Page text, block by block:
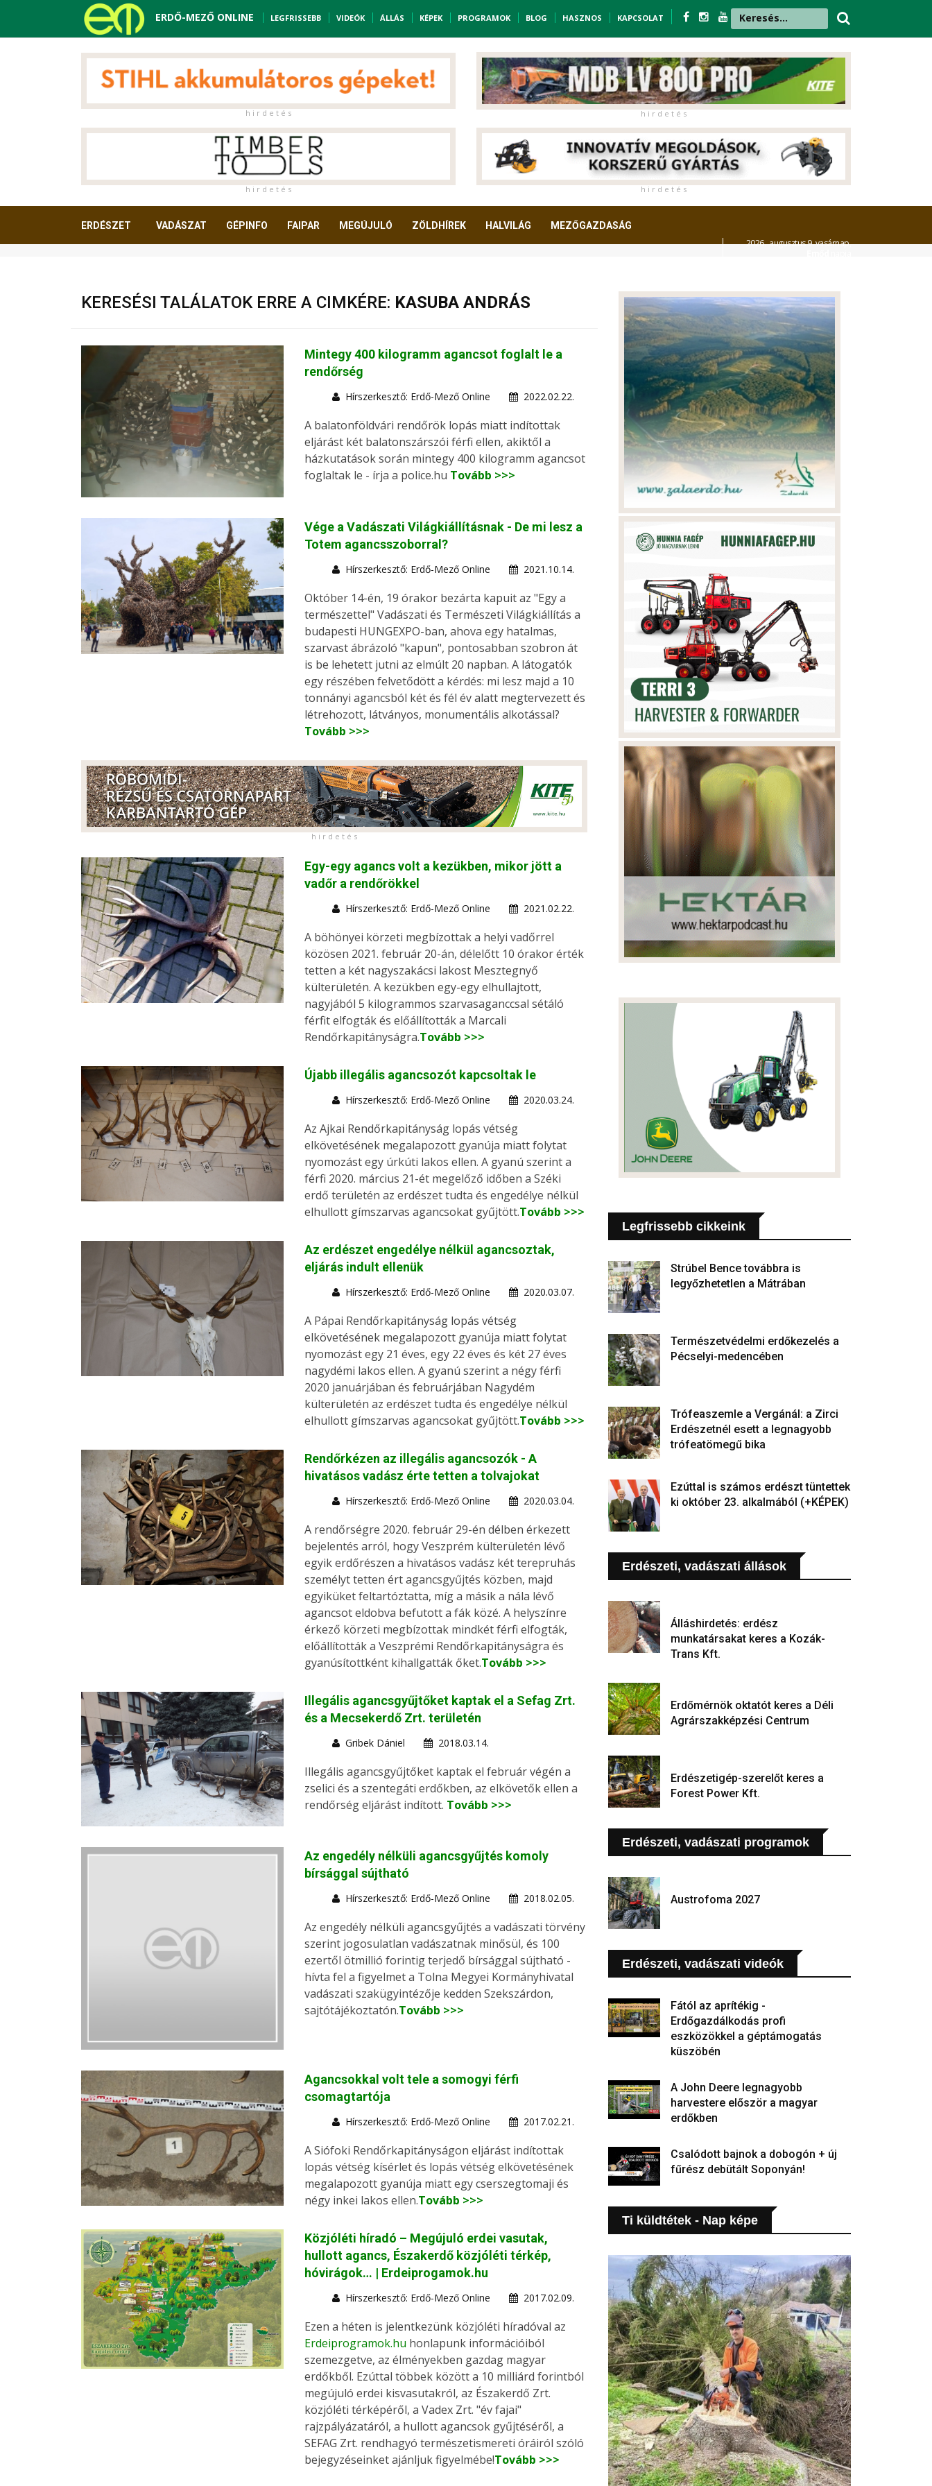
ERDŐ-MEZŐ ONLINE LEGFRISSEBB VIDEÓK ÁLLÁS KÉPEK PROGRAMOK BLOG HASZNOS KAPCSOLAT
h i r d e t é s h i r d e t é s
h i r d e t é s h i r d e t é s
ERDÉSZET VADÁSZAT GÉPINFO FAIPAR MEGÚJULÓ ZÖLDHÍREK HALVILÁG MEZŐGAZDASÁG
2026. augusztus 9. vasárnap,
KERESÉSI TALÁLATOK ERRE A CIMKÉRE: KASUBA ANDRÁS
Mintegy 400 kilogramm agancsot foglalt le a
rendőrség
Hírszerkesztő: Erdő-Mező Online 2022.02.22.
A balatonföldvári rendőrök lopás miatt indítottak
eljárást két balatonszárszói férfi ellen, akiktől a
házkutatások során mintegy 400 kilogramm agancsot
foglaltak le - írja a police.hu Tovább >>>
Vége a Vadászati Világkiállításnak - De mi lesz a
Totem agancsszoborral?
Hírszerkesztő: Erdő-Mező Online 2021.10.14.
Október 14-én, 19 órakor bezárta kapuit az "Egy a
természettel" Vadászati és Természeti Világkiállítás a
budapesti HUNGEXPO-ban, ahova egy hatalmas,
szarvast ábrázoló "kapun", pontosabban szobron át
is be lehetett jutni az elmúlt 20 napban. A látogatók
egy részében felvetődött a kérdés: mi lesz majd a 10
tonnányi agancsból két és fél év alatt megtervezett és
létrehozott, látványos, monumentális alkotással?
Tovább >>>
h i r d e t é s
Egy-egy agancs volt a kezükben, mikor jött a
vadőr a rendőrökkel
Hírszerkesztő: Erdő-Mező Online 2021.02.22.
A böhönyei körzeti megbízottak a helyi vadőrrel
közösen 2021. február 20-án, délelőtt 10 órakor érték
tetten a két nagyszakácsi lakost Mesztegnyő
külterületén. A kezükben egy-egy elhullajtott,
nagyjából 5 kilogrammos szarvasaganccsal sétáló
férfit elfogták és előállították a Marcali
Rendőrkapitányságra.Tovább >>>
Újabb illegális agancsozót kapcsoltak le
Hírszerkesztő: Erdő-Mező Online 2020.03.24.
Az Ajkai Rendőrkapitányság lopás vétség
elkövetésének megalapozott gyanúja miatt folytat
nyomozást egy úrkúti lakos ellen. A gyanú szerint a
férfi 2020. március 21-ét megelőző időben a Széki
erdő területén az erdészet tudta és engedélye nélkül
elhullott gímszarvas agancsokat gyűjtött.Tovább >>>
Az erdészet engedélye nélkül agancsoztak,
eljárás indult ellenük
Hírszerkesztő: Erdő-Mező Online 2020.03.07.
A Pápai Rendőrkapitányság lopás vétség
elkövetésének megalapozott gyanúja miatt folytat
nyomozást egy 21 éves, egy 22 éves és két 27 éves
nagydémi lakos ellen. A gyanú szerint a négy férfi
2020 januárjában és februárjában Nagydém
külterületén az erdészet tudta és engedélye nélkül
elhullott gímszarvas agancsokat gyűjtött.Tovább >>>
Rendőrkézen az illegális agancsozók - A
hivatásos vadász érte tetten a tolvajokat
Hírszerkesztő: Erdő-Mező Online 2020.03.04.
A rendőrségre 2020. február 29-én délben érkezett
bejelentés arról, hogy Veszprém külterületén lévő
egyik erdőrészen a hivatásos vadász két terepruhás
személyt tetten ért agancsgyűjtés közben, majd
egyiküket feltartóztatta, míg a másik a nála lévő
agancsot eldobva befutott a fák közé. A helyszínre
érkező körzeti megbízottak mindkét férfi elfogták,
előállították a Veszprémi Rendőrkapitányságra és
gyanúsítottként kihallgatták őket.Tovább >>>
Illegális agancsgyűjtőket kaptak el a Sefag Zrt.
és a Mecsekerdő Zrt. területén
Gribek Dániel 2018.03.14.
Illegális agancsgyűjtőket kaptak el február végén a
zselici és a szentegáti erdőkben, az elkövetők ellen a
rendőrség eljárást indított. Tovább >>>
Az engedély nélküli agancsgyűjtés komoly
bírsággal sújtható
Hírszerkesztő: Erdő-Mező Online 2018.02.05.
Az engedély nélküli agancsgyűjtés a vadászati törvény
szerint jogosulatlan vadászatnak minősül, és 100
ezertől ötmillió forintig terjedő bírsággal sújtható -
hívta fel a figyelmet a Tolna Megyei Kormányhivatal
vadászati szakügyintézője kedden Szekszárdon,
sajtótájékoztatón.Tovább >>>
Agancsokkal volt tele a somogyi férfi
csomagtartója
Hírszerkesztő: Erdő-Mező Online 2017.02.21.
A Siófoki Rendőrkapitányságon eljárást indítottak
lopás vétség kísérlet és lopás vétség elkövetésének
megalapozott gyanúja miatt egy cserszegtomaji és
négy inkei lakos ellen.Tovább >>>
Közjóléti híradó – Megújuló erdei vasutak,
hullott agancs, Északerdő közjóléti térkép,
hóvirágok… | Erdeiprogamok.hu
Hírszerkesztő: Erdő-Mező Online 2017.02.09.
Ezen a héten is jelentkezünk közjóléti híradóval az
Erdeiprogramok.hu honlapunk információiból
szemezgetve, az élményekben gazdag magyar
erdőkből. Ezúttal többek között a 10 milliárd forintból
megújuló erdei kisvasutakról, az Északerdő Zrt.
közjóléti térképéről, a Vadex Zrt. "év fajai"
rajzpályázatáról, a hullott agancsok gyűjtéséről, a
SEFAG Zrt. rendhagyó természetismereti óráiról szóló
bejegyzéseinket ajánljuk figyelmébe!Tovább >>>
Legfrissebb cikkeink
Strúbel Bence továbbra is
legyőzhetetlen a Mátrában
Természetvédelmi erdőkezelés a
Pécselyi-medencében
Trófeaszemle a Vergánál: a Zirci
Erdészetnél esett a legnagyobb
trófeatömegű bika
Ezúttal is számos erdészt tüntettek
ki október 23. alkalmából (+KÉPEK)
Erdészeti, vadászati állások
Álláshirdetés: erdész
munkatársakat keres a Kozák-
Trans Kft.
Erdőmérnök oktatót keres a Déli
Agrárszakképzési Centrum
Erdészetigép-szerelőt keres a
Forest Power Kft.
Erdészeti, vadászati programok
Austrofoma 2027
Erdészeti, vadászati videók
Fától az aprítékig -
Erdőgazdálkodás profi
eszközökkel a géptámogatás
küszöbén
A John Deere legnagyobb
harvestere először a magyar
erdőkben
Csalódott bajnok a dobogón + új
fűrész debütált Soponyán!
Ti küldtétek - Nap képe